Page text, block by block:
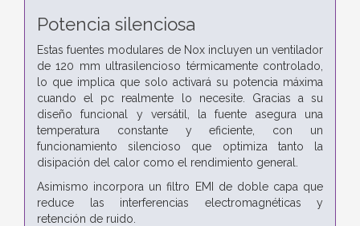
Potencia silenciosa
Estas fuentes modulares de Nox incluyen un ventilador
de 120 mm ultrasilencioso térmicamente controlado,
lo que implica que solo activará su potencia máxima
cuando el pc realmente lo necesite. Gracias a su
diseño funcional y versátil, la fuente asegura una
temperatura constante y eficiente, con un
funcionamiento silencioso que optimiza tanto la
disipación del calor como el rendimiento general.
Asimismo incorpora un filtro EMI de doble capa que
reduce las interferencias electromagnéticas y
retención de ruido.